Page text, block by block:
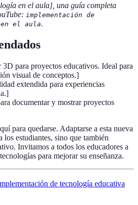
en el aula], una guía completa
implementación de
el aula.
3D para proyectos educativos. Ideal para
visual de conceptos.]
extendida para experiencias
documentar y mostrar proyectos
para quedarse. Adaptarse a esta nueva
los estudiantes, sino que también
Invitamos a todos los educadores a
para mejorar su enseñanza.
de tecnología educativa